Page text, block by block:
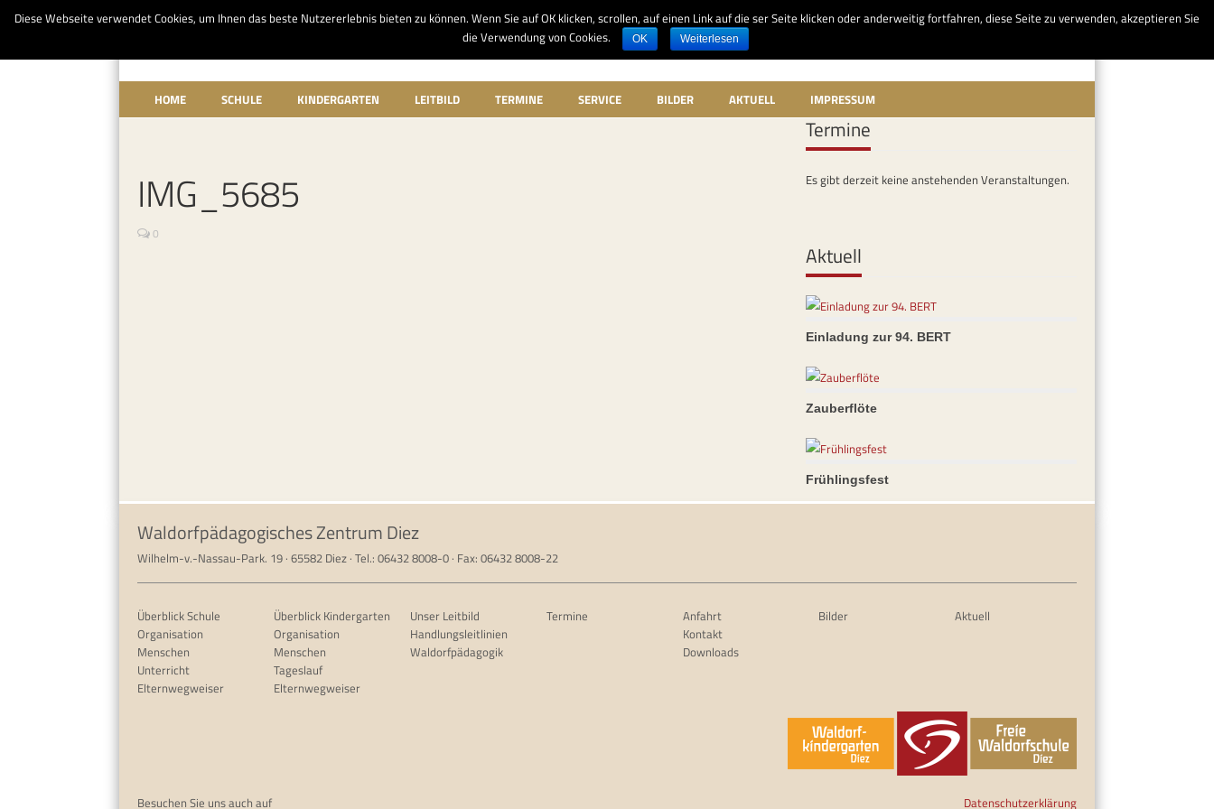
HOME SCHULE KINDERGARTEN LEITBILD TERMINE SERVICE BILDER AKTUELL IMPRESSUM
IMG_5685
0
Termine
Es gibt derzeit keine anstehenden Veranstaltungen.
Aktuell
Einladung zur 94. BERT
Zauberflöte
Frühlingsfest
Waldorfpädagogisches Zentrum Diez
Wilhelm-v.-Nassau-Park. 19 · 65582 Diez · Tel.: 06432 8008-0 · Fax: 06432 8008-22
Überblick Schule
Organisation
Menschen
Unterricht
Elternwegweiser
Überblick Kindergarten
Organisation
Menschen
Tageslauf
Elternwegweiser
Unser Leitbild
Handlungsleitlinien
Waldorfpädagogik
Termine
Anfahrt
Kontakt
Downloads
Bilder Aktuell
Besuchen Sie uns auch auf Datenschutzerklärung
Diese Webseite verwendet Cookies, um Ihnen das beste Nutzererlebnis bieten zu können. Wenn Sie auf OK klicken, scrollen, auf einen Link auf die ser Seite klicken oder anderweitig fortfahren, diese Seite zu verwenden, akzeptieren Sie
die Verwendung von Cookies.
OK Weiterlesen